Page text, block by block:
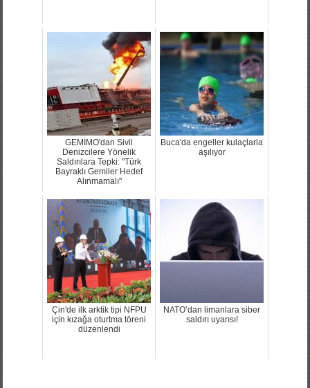
GEMİMO'dan Sivil
Denizcilere Yönelik
Saldırılara Tepki: "Türk
Bayraklı Gemiler Hedef
Alınmamalı"
Buca'da engeller kulaçlarla
aşılıyor
Çin'de ilk arktik tipi NFPU
için kızağa oturtma töreni
düzenlendi
NATO’dan limanlara siber
saldırı uyarısı!